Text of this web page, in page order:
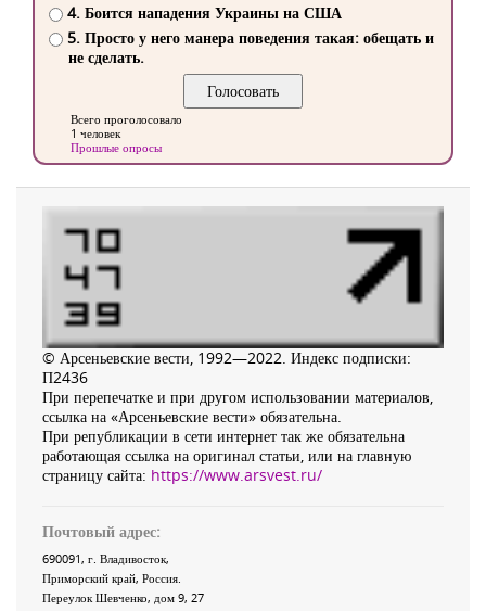
4. Боится нападения Украины на США
5. Просто у него манера поведения такая: обещать и
не сделать.
Всего проголосовало
1 человек
Прошлые опросы
© Арсеньевские вести, 1992—2022. Индекс подписки:
П2436
При перепечатке и при другом использовании материалов,
ссылка на «Арсеньевские вести» обязательна.
При републикации в сети интернет так же обязательна
работающая ссылка на оригинал статьи, или на главную
страницу сайта: https://www.arsvest.ru/
Почтовый адрес:
690091, г. Владивосток,
Приморский край, Россия
Переулок Шевченко, дом 9, 27